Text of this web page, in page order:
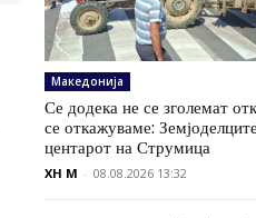
Македонија
Се додека не се зголемат
се откажуваме:
центарот на Струмица
XH M - 08.08.2026 13:32